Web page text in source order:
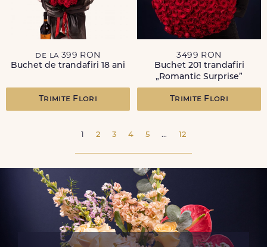
de la 399 RON
Buchet de trandafiri 18 ani
Trimite Flori
3499 RON
Buchet 201 trandafiri
„Romantic Surprise”
Trimite Flori
1 2 3 4 5 ... 12